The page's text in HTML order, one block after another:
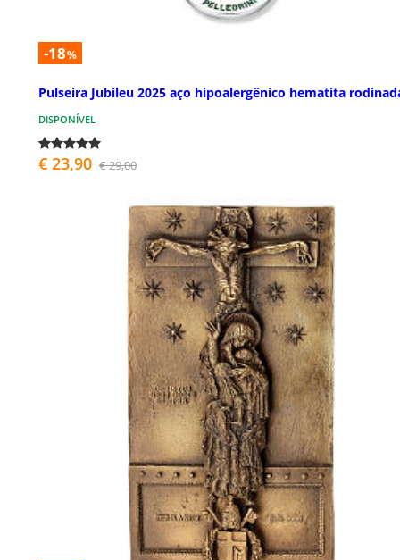
-18%
Pulseira Jubileu 2025 aço hipoalergênico hematita
DISPONÍVEL
€ 23,90 € 29,00